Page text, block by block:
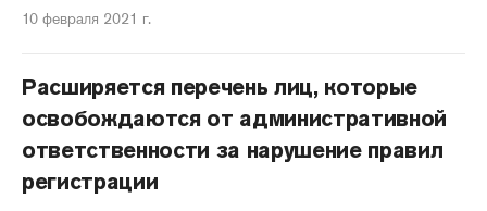
10 февраля 2021 г.
Расширяется перечень лиц, которые
освобождаются от административной
ответственности за нарушение правил
регистрации